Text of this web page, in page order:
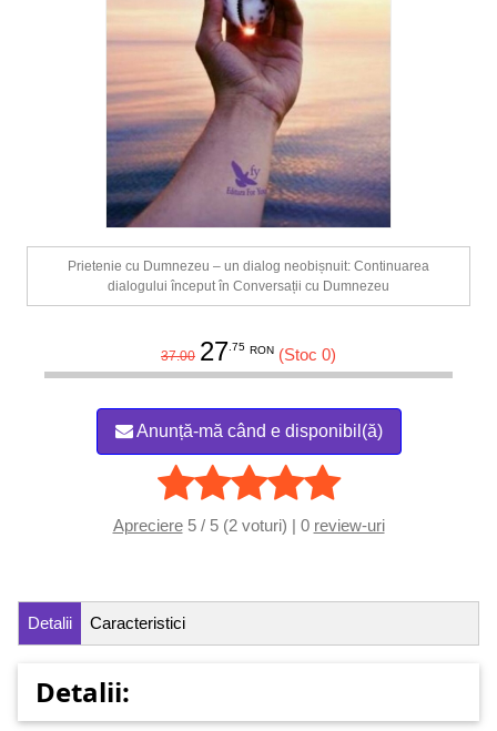
Prietenie cu Dumnezeu – un dialog neobișnuit: Continuarea
dialogului început în Conversații cu Dumnezeu
37.00 27.75 RON (Stoc 0)
Anunță-mă când e disponibil(ă)
Apreciere5 / 5 (2 voturi) | 0 review-uri
Detalii Caracteristici
Detalii: